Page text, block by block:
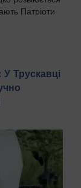
Патріоти
Трускавці